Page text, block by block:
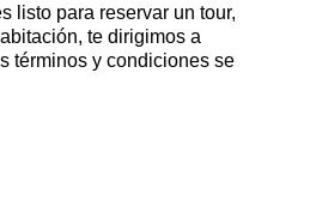
listo para reservar un tour,
te dirigimos a
términos y condiciones se